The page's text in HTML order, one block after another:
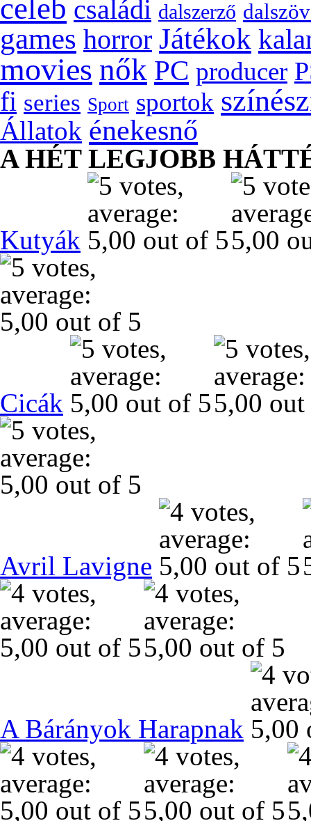
celeb családi dalszerző
games horror Játékok
movies nők PC producer
fi series Sport sportok
Állatok énekesnő
A HÉT LEGJOBB
Kutyák
Cicák
Avril Lavigne
A Bárányok Harapnak